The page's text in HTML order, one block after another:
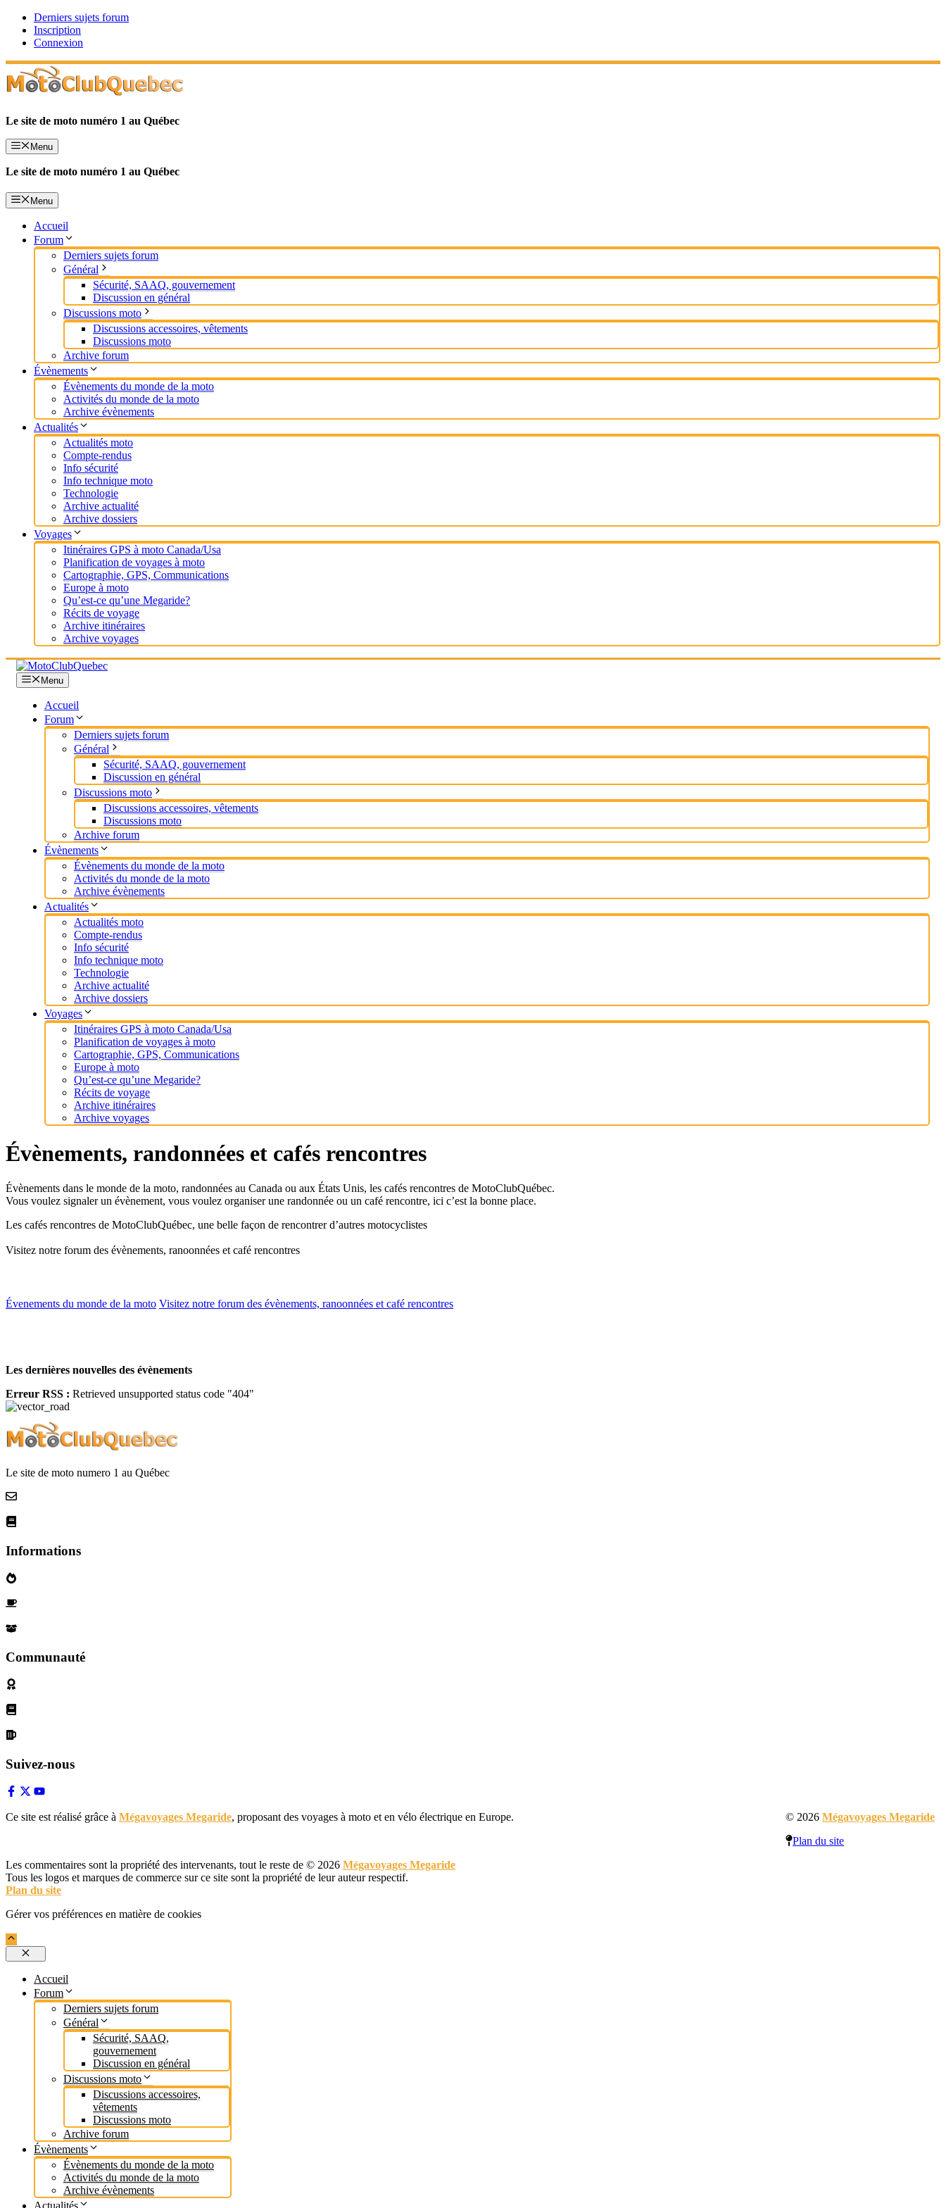
Aller
contenu
Derniers sujets forum
Inscription
Connexion
Le site de moto numéro 1 au Québec
Menu
Le site de moto numéro 1 au Québec
Menu
Accueil
Forum
Derniers sujets forum
Général
Sécurité, SAAQ, gouvernement
Discussion en général
Discussions moto
Discussions accessoires, vêtements
Discussions moto
Archive forum
Évènements
Évènements du monde de la moto
Activités du monde de la moto
Archive évènements
Actualités
Actualités moto
Compte-rendus
Info sécurité
Info technique moto
Technologie
Archive actualité
Archive dossiers
Voyages
Itinéraires GPS à moto Canada/Usa
Planification de voyages à moto
Cartographie, GPS, Communications
Europe à moto
Qu’est-ce qu’une Megaride?
Récits de voyage
Archive itinéraires
Archive voyages
Menu
Accueil
Forum
Derniers sujets forum
Général
Sécurité, SAAQ, gouvernement
Discussion en général
Discussions moto
Discussions accessoires, vêtements
Discussions moto
Archive forum
Évènements
Évènements du monde de la moto
Activités du monde de la moto
Archive évènements
Actualités
Actualités moto
Compte-rendus
Info sécurité
Info technique moto
Technologie
Archive actualité
Archive dossiers
Voyages
Itinéraires GPS à moto Canada/Usa
Planification de voyages à moto
Cartographie, GPS, Communications
Europe à moto
Qu’est-ce qu’une Megaride?
Récits de voyage
Archive itinéraires
Archive voyages
Évènements, randonnées et cafés rencontres
Évènements dans le monde de la moto, randonnées au Canada ou aux États Unis, les cafés rencontres de MotoClubQuébec.
Vous voulez signaler un évènement, vous voulez organiser une randonnée ou un café rencontre, ici c’est la bonne place.
Les cafés rencontres de MotoClubQuébec, une belle façon de rencontrer d’autres motocyclistes
Visitez notre forum des évènements, ranoonnées et café rencontres
Évenements du monde de la moto Visitez notre forum des évènements, ranoonnées et café rencontres
Les dernières nouvelles des évènements
Erreur RSS : Retrieved unsupported status code "404"
Le site de moto numero 1 au Québec
Informations
Communauté
Suivez-nous
Ce site est réalisé grâce à Mégavoyages Megaride, proposant des voyages à moto et en vélo électrique en Europe. © 2026 Mégavoyages Megaride
Plan du site
Les commentaires sont la propriété des intervenants, tout le reste de © 2026 Mégavoyages Megaride
Tous les logos et marques de commerce sur ce site sont la propriété de leur auteur respectif.
Plan du site
Gérer vos préférences en matière de cookies
Fermer
Accueil
Forum
Derniers sujets forum
Général
Sécurité, SAAQ,
gouvernement
Discussion en général
Discussions moto
Discussions accessoires,
vêtements
Discussions moto
Archive forum
Évènements
Évènements du monde de la moto
Activités du monde de la moto
Archive évènements
Actualités